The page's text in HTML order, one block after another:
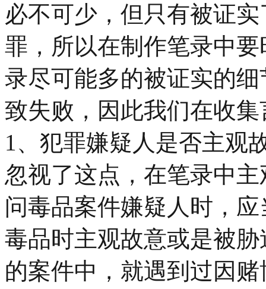
必不可少，但只有被证
罪，所以在制作笔录中
录尽可能多的被证实的
致失败，因此我们在收
1、犯罪嫌疑人是否主观
忽视了这点，在笔录中
问毒品案件嫌疑人时，
毒品时主观故意或是被
的案件中，就遇到过因